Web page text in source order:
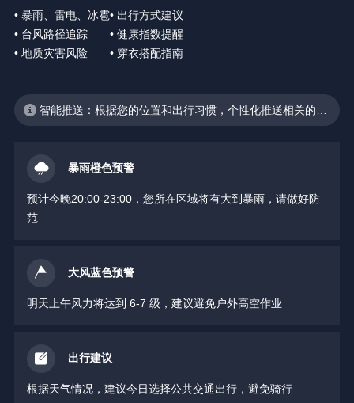
• 暴雨、雷电、冰雹
• 台风路径追踪
• 地质灾害风险
• 出行方式建议
• 健康指数提醒
• 穿衣搭配指南
智能推送：根据您的位置和出行习惯，个性化推送相关的天
暴雨橙色预警
预计今晚20:00-23:00，您所在区域将有大到暴雨，请做好防
范
大风蓝色预警
明天上午风力将达到 6-7 级，建议避免户外高空作业
出行建议
根据天气情况，建议今日选择公共交通出行，避免骑行